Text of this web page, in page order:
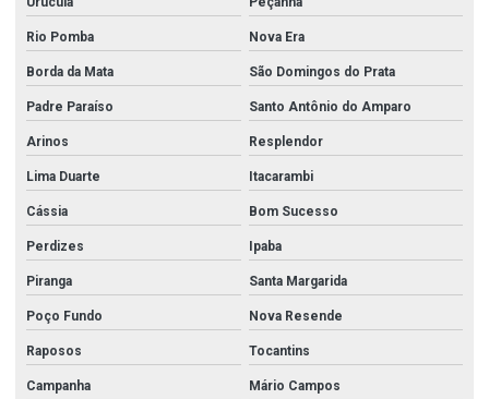
Rio Pomba Nova Era
Borda da Mata São Domingos do Prata
Padre Paraíso Santo Antônio do Amparo
Arinos Resplendor
Lima Duarte Itacarambi
Cássia Bom Sucesso
Perdizes Ipaba
Piranga Santa Margarida
Poço Fundo Nova Resende
Raposos Tocantins
Campanha Mário Campos